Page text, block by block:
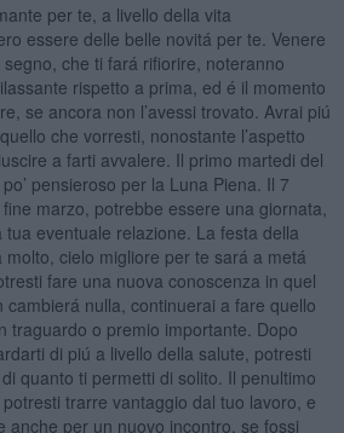
per te, a livello della vita
essere delle belle novitá per te. Venere
che ti fará rifiorire, noteranno
rispetto a prima, ed é il momento
se ancora non l’avessi trovato. Avrai piú
che vorresti, nonostante l’aspetto
a farti avvalere. Il primo martedi del
pensieroso per la Luna Piena. Il 7
marzo, potrebbe essere una giornata,
eventuale relazione. La festa della
cielo migliore per te sará a metá
fare una nuova conoscenza in quel
nulla, continuerai a fare quello
traguardo o premio importante. Dopo
di piú a livello della salute, potresti
quanto ti permetti di solito. Il penultimo
trarre vantaggio dal tuo lavoro, e
anche per un nuovo incontro, se fossi